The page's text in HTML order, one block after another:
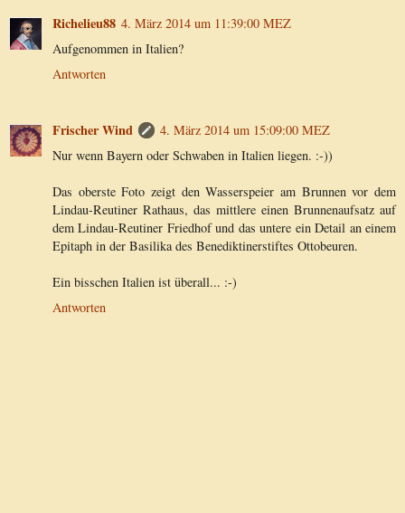
Richelieu88 4. März 2014 um 11:39:00 MEZ
Aufgenommen in Italien?
Antworten
Frischer Wind
4. März 2014 um 15:09:00 MEZ
Nur wenn Bayern oder Schwaben in Italien liegen. :-))
Das oberste Foto zeigt den Wasserspeier am Brunnen vor dem
Lindau-Reutiner Rathaus, das mittlere einen Brunnenaufsatz auf
dem Lindau-Reutiner Friedhof und das untere ein Detail an einem
Epitaph in der Basilika des Benediktinerstiftes Ottobeuren.
Ein bisschen Italien ist überall... :-)
Antworten